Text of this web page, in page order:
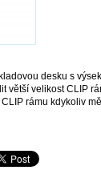
desku s
větší velikost CLIP
rámu kdykoliv